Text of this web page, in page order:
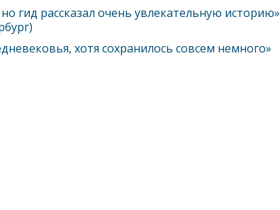
гид рассказал очень увлекательную историю»
хотя сохранилось совсем немного»